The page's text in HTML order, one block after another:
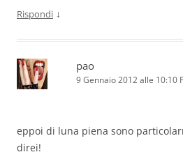
Rispondi ↓
pao
9 Gennaio 2012 alle 10:10
eppoi di luna piena sono
direi!